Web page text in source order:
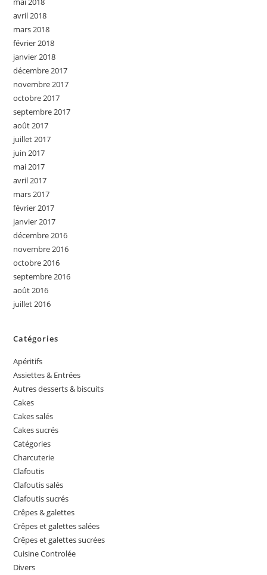
avril 2018
mars 2018
février 2018
janvier 2018
décembre 2017
novembre 2017
octobre 2017
septembre 2017
août 2017
juillet 2017
juin 2017
mai 2017
avril 2017
mars 2017
février 2017
janvier 2017
décembre 2016
novembre 2016
octobre 2016
septembre 2016
août 2016
juillet 2016
Catégories
Apéritifs
Assiettes & Entrées
Autres desserts & biscuits
Cakes
Cakes salés
Cakes sucrés
Catégories
Charcuterie
Clafoutis
Clafoutis salés
Clafoutis sucrés
Crêpes & galettes
Crêpes et galettes salées
Crêpes et galettes sucrées
Cuisine Controlée
Divers